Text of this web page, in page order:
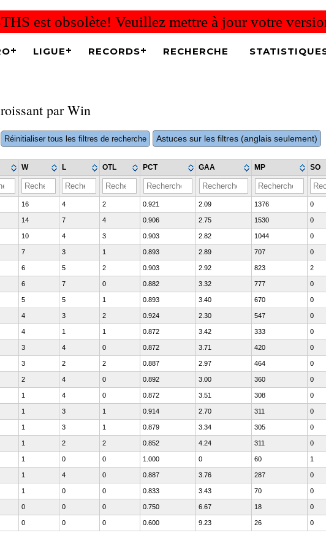
est obsolète! Veuillez mettre à jour votre
LIGUE RECORDS RECHERCHE
par Win
Réinitialiser tous les filtres de recherche Astuces sur les filtres (anglais seulement)
W L OTL PCT GAA MP SO
16 4 2 0.921 2.09 1376 0
14 7 4 0.906 2.75 1530 0
10 4 3 0.903 2.82 1044 0
7 3 1 0.893 2.89 707 0
6 5 2 0.903 2.92 823 2
6 7 0 0.882 3.32 777 0
5 5 1 0.893 3.40 670 0
4 3 2 0.924 2.30 547 0
4 1 1 0.872 3.42 333 0
3 4 0 0.872 3.71 420 0
3 2 2 0.887 2.97 464 0
2 4 0 0.892 3.00 360 0
1 4 0 0.872 3.51 308 0
1 3 1 0.914 2.70 311 0
1 3 1 0.879 3.34 305 0
1 2 2 0.852 4.24 311 0
1 0 0 1.000 0 60 1
1 4 0 0.887 3.76 287 0
1 0 0 0.833 3.43 70 0
0 0 0 0.750 6.67 18 0
0 0 0 0.600 9.23 26 0